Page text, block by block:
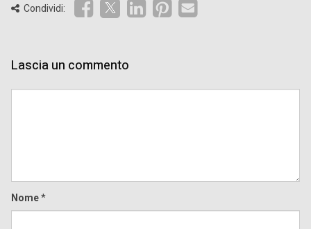
Condividi:
Lascia un commento
Nome*